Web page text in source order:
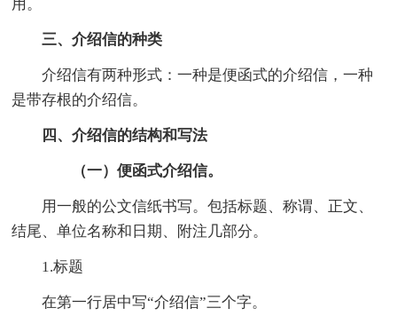
用。
三、介绍信的种类
介绍信有两种形式：一种是便函式的介绍信，一种
是带存根的介绍信。
四、介绍信的结构和写法
（一）便函式介绍信。
用一般的公文信纸书写。包括标题、称谓、正文、
结尾、单位名称和日期、附注几部分。
1.标题
在第一行居中写“介绍信”三个字。